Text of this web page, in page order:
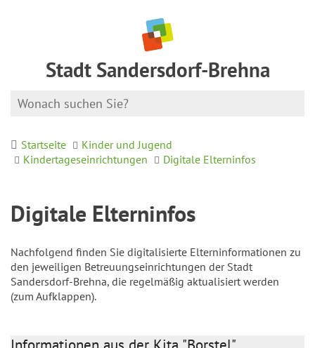
Stadt Sandersdorf-Brehna
Startseite
Kinder und Jugend
Kindertageseinrichtungen
Digitale Elterninfos
Digitale Elterninfos
Nachfolgend finden Sie digitalisierte Elterninformationen zu
den jeweiligen Betreuungseinrichtungen der Stadt
Sandersdorf-Brehna, die regelmäßig aktualisiert werden
(zum Aufklappen).